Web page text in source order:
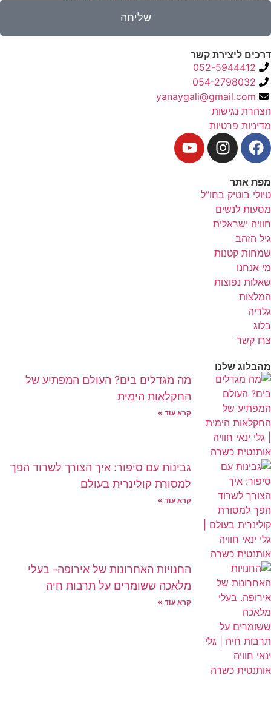
שליחה
דרכים ליצירת קשר
052-5944412
054-2798032
yanaygali@gmail.com
הצהרת נגישות
מדיניות פרטיות
מפת אתר
טיולי בוטיק בחו"ל
מסעות לנשים
חוויה ישראלית
גיל הזהב
שמחות קטנות
מי אנחנו
שאלות נפוצות
המלצות
גלריה
בלוג
צרו קשר
מהבלוג שלנו
מה מגדלים בים? העולם המפתיע של
החקלאות הימית
קרא עוד »
גבינות עם סיפור: איך הצורך לשרוד הפך
למסורת קולינרית בעולם
קרא עוד »
החנויות האחרונות של אירופה- בעלי
מלאכה ששומרים על תרבות חיה
קרא עוד »